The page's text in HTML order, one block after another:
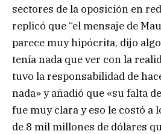
sectores de la oposición en
replicó que “el mensaje de
parece muy hipócrita, dijo
tenía nada que ver con la
tuvo la responsabilidad de
nada» y añadió que «su falta
fue muy clara y eso le costó a
de 8 mil millones de dólares